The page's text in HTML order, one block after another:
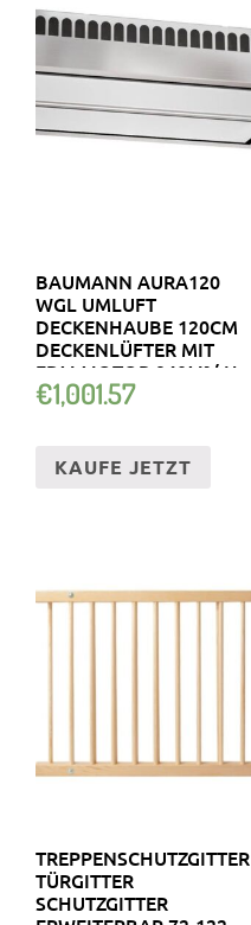
BAUMANN AURA120
WGL UMLUFT
DECKENHAUBE 120CM
DECKENLÜFTER MIT
EBM MOTOR 940M³/ H
€1,001.57
KAUFE JETZT
TREPPENSCHUTZGITTER
TÜRGITTER
SCHUTZGITTER